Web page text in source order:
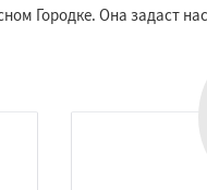
Уваровка Удельная
Городке. Она задаст
Даю